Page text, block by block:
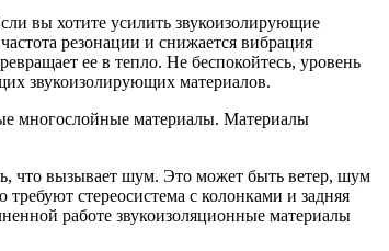
вы хотите усилить звукоизолирующие
резонации и снижается вибрация
ее в тепло. Не беспокойтесь, уровень
звукоизолирующих материалов.
многослойные материалы. Материалы
что вызывает шум. Это может быть ветер, шум
стереосистема с колонками и задняя
работе звукоизоляционные материалы